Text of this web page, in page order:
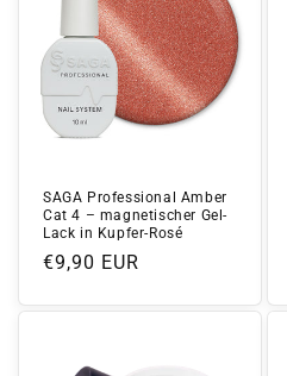
SAGA Professional Amber
Cat 4 – magnetischer Gel-
Lack in Kupfer-Rosé
Normaler
€9,90 EUR